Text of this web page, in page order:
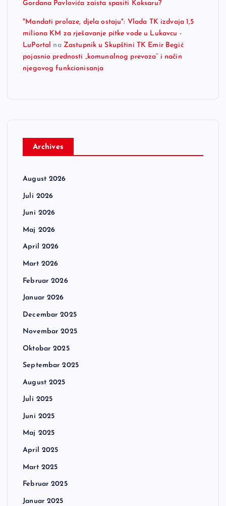
Gordana Pavlovića zaista spasiti Koksaru?
"Mandati prolaze, djela ostaju": Vlada TK izdvaja 1,5
miliona KM za rješavanje pitke vode u Lukavcu -
LuPortal na Zastupnik u Skupštini TK Emir Begić
pojasnio prednosti „komunalnog prevoza“ i način
njegovog funkcionisanja
Archives
August 2026
Juli 2026
Juni 2026
Maj 2026
April 2026
Mart 2026
Februar 2026
Januar 2026
Decembar 2025
Novembar 2025
Oktobar 2025
Septembar 2025
August 2025
Juli 2025
Juni 2025
Maj 2025
April 2025
Mart 2025
Februar 2025
Januar 2025